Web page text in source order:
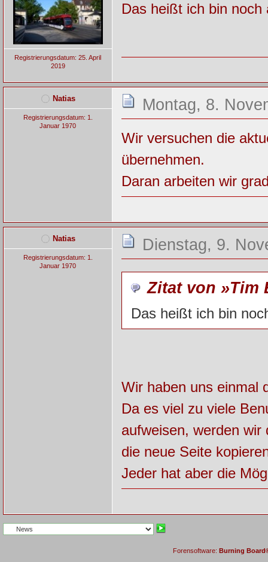
Registrierungsdatum: 25. April
2019
Das heißt ich bin
Natias
Registrierungsdatum: 1.
Januar 1970
Montag, 8.
Wir versuchen die
übernehmen.
Daran arbeiten wir
Natias
Registrierungsdatum: 1.
Januar 1970
Dienstag, 9.
Zitat von »Tim
Das heißt ich bin
Wir haben uns einmal
Da es viel zu viele
aufweisen, werden
die neue Seite
Jeder hat aber die
Forensoftware: Burning